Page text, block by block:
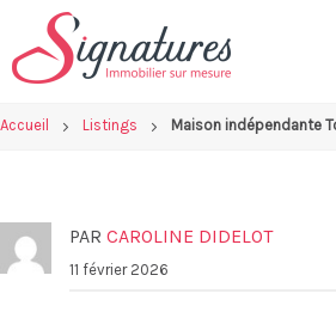
content
Accueil Listings Maison indépendante
PAR CAROLINE DIDELOT
11 février 2026